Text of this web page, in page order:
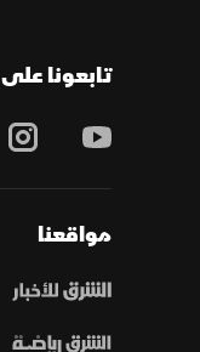
تابعونا على
مواقعنا